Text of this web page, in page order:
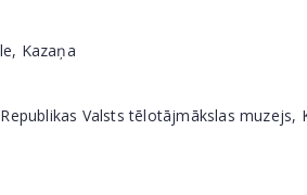
Kazaņa
Valsts tēlotājmākslas muzejs,